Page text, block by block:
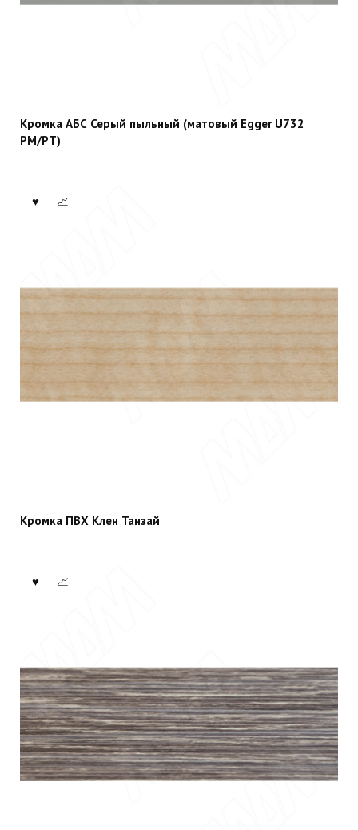
Кромка АБС Серый пыльный (матовый Egger U732
PM/PT)
Кромка ПВХ Клен Танзай